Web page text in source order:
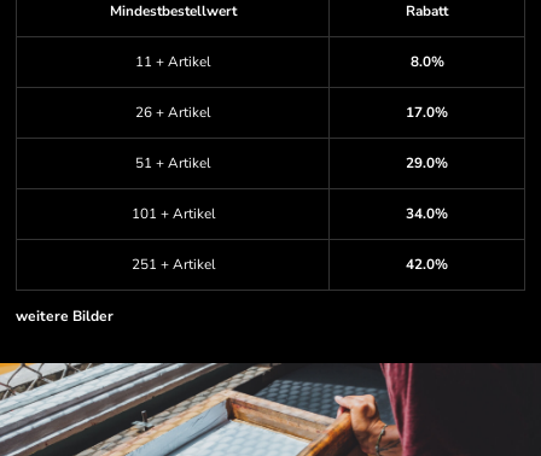
Mindestbestellwert
Rabatt
11 + Artikel 8.0%
26 + Artikel 17.0%
51 + Artikel 29.0%
101 + Artikel 34.0%
251 + Artikel 42.0%
weitere Bilder